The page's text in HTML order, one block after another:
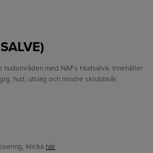
med NAFs Hudsalva. Innehåller
hud, utslag och mindre skrubbsår.
klicka här